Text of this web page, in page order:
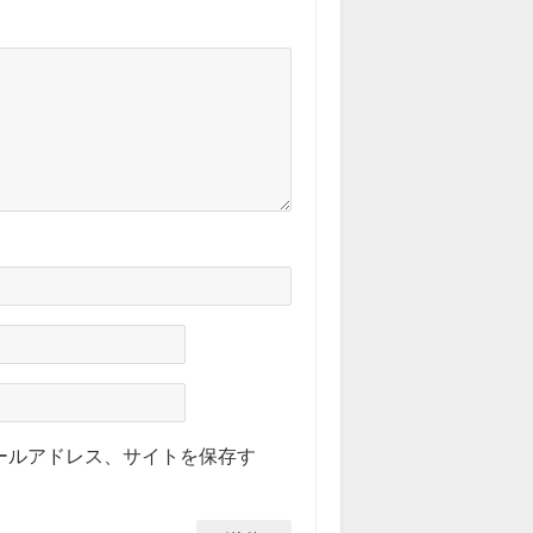
アドレス、サイトを保存す